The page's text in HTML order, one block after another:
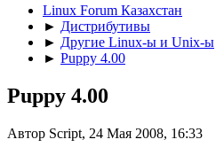
Linux Forum Казахстан
► Дистрибутивы
► Другие Linux-ы и Unix-ы
► Puppy 4.00
Puppy 4.00
Автор Script, 24 Мая 2008, 16:33